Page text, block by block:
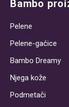
Bambo
Pelene
Pelene-gaćice
Bambo Dreamy
Njega kože
Podmetači